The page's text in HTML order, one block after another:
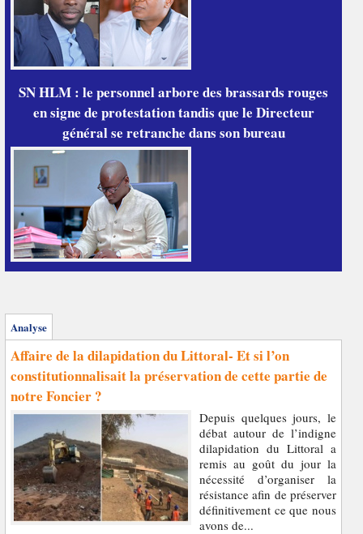
SN HLM : le personnel arbore des brassards rouges
en signe de protestation tandis que le Directeur
général se retranche dans son bureau
Analyse
Affaire de la dilapidation du Littoral- Et si l’on
constitutionnalisait la préservation de cette partie de
notre Foncier ?
Depuis quelques jours, le
débat autour de l’indigne
dilapidation du Littoral a
remis au goût du jour la
nécessité d’organiser la
résistance afin de préserver
définitivement ce que nous
avons de...